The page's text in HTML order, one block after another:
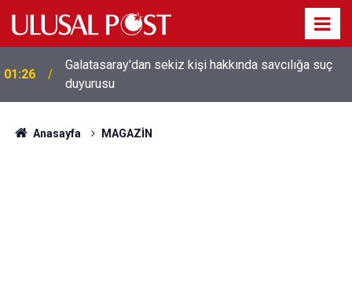
01:26
Galatasaray'dan sekiz kişi hakkında savcılığa suç
duyurusu
Anasayfa MAGAZİN